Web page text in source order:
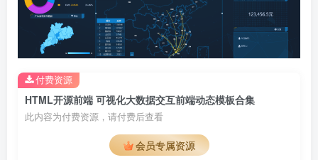
HTML开源前端 可视化大数据交互前端动态模板合集
此内容为付费资源，请付费后查看
会员专属资源
付费资源